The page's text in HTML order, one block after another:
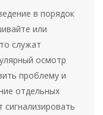
в порядок
или
служат
осмотр
проблему и
отдельных